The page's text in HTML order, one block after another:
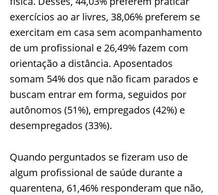
exercícios ao ar livres, 38,06% preferem se
exercitam em casa sem acompanhamento
de um profissional e 26,49% fazem com
orientação a distância. Aposentados
somam 54% dos que não ficam parados e
buscam entrar em forma, seguidos por
autônomos (51%), empregados (42%) e
desempregados (33%).
Quando perguntados se fizeram uso de
algum profissional de saúde durante a
quarentena, 61,46% responderam que não,